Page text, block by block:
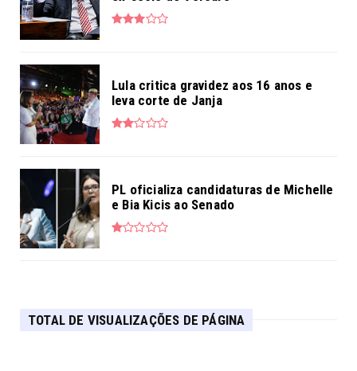
Lula critica gravidez aos 16 anos e
leva corte de Janja
PL oficializa candidaturas de Michelle
e Bia Kicis ao Senado
TOTAL DE VISUALIZAÇÕES DE PÁGINA